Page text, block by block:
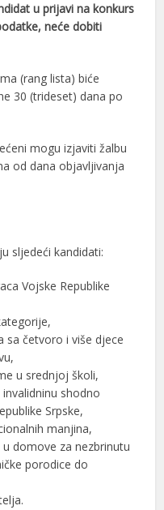
u prijavi na konkurs
neće dobiti
(rang lista) biće
30 (trideset) dana po
mogu izjaviti žalbu
od dana objavljivanja
sljedeći kandidati:
Vojske Republike
sa četvoro i više djece
u srednjoj školi,
shodno
Srpske,
manjina,
domove za nezbrinutu
porodice do